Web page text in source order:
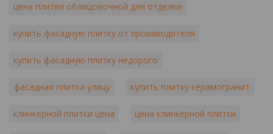
цена плитки облицовочной для отделки
купить фасадную плитку от производителя
купить фасадную плитку недорого
фасадная плитка улицу купить плитку керамогранит
клинкерной плитки цена цена клинкерной плитки